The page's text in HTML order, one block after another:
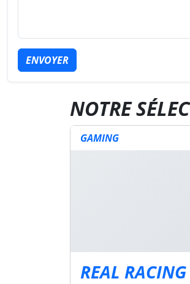
ENVOYER
NOTRE
GAMING
REAL